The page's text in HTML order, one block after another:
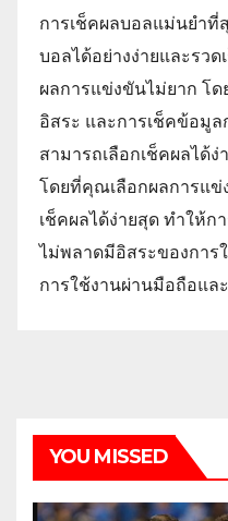
การเช็คผลบอลแม่นยำที่
บอลได้อย่างง่ายและรว
ผลการแข่งขันไม่ยาก โ
อิสระ และการเช็คข้อมู
สามารถเลือกเช็คผลได้
โดยที่คุณเลือกผลการแข่
เช็คผลได้ง่ายสุด ทำให้ก
ไม่พลาดมีอิสระของการ
การใช้งานผ่านมือถือแล
YOU MISSED